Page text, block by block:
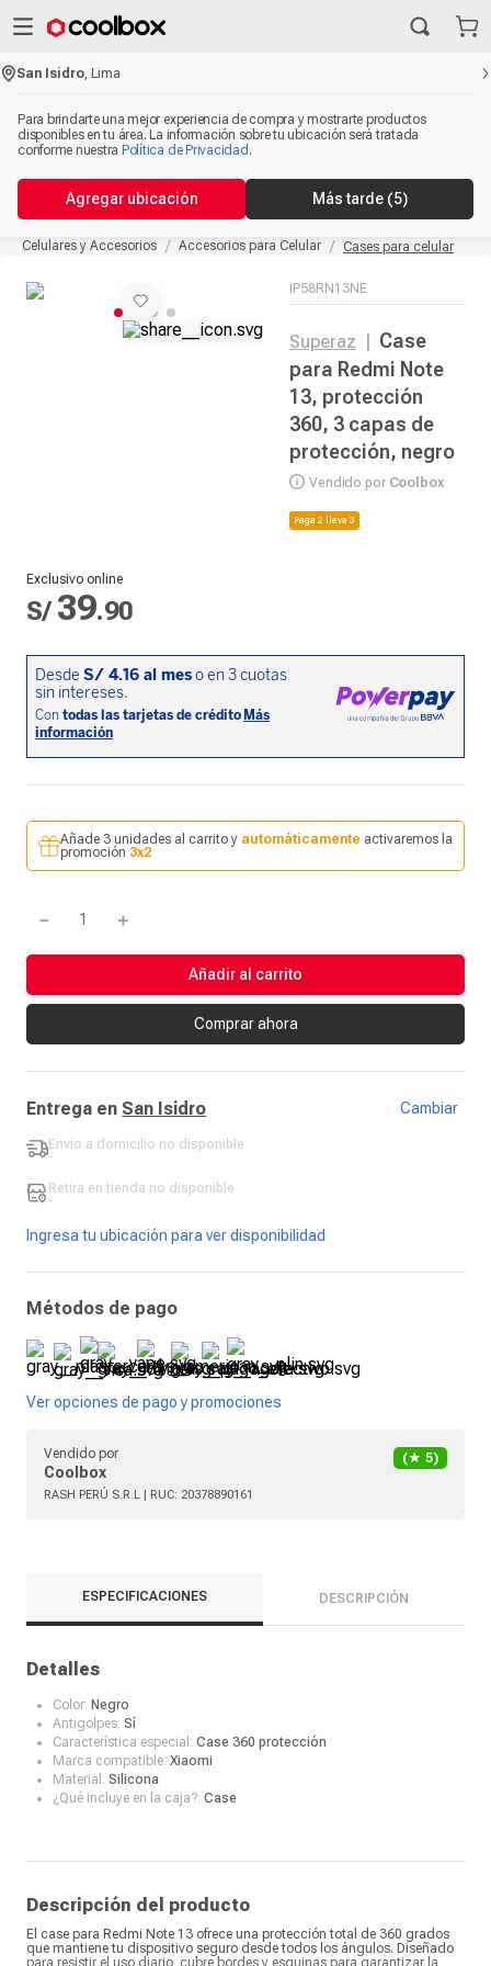
San Isidro ,Lima
Para brindarte una mejor experiencia de compra y mostrarte productos
disponibles en tu área. La información sobre tu ubicación será tratada
conforme nuestra Política de Privacidad .
Agregar ubicación Más tarde (5)
Celulares y Accesorios Accesorios para Celular Cases para celular
IP58RN13NE
Superaz
Case
para Redmi Note
13, protección
360, 3 capas de
protección, negro
Vendido por Coolbox
Paga 2 lleva 3
Exclusivo online
S/ 39.90
Añade 3 unidades al carrito y automáticamente activaremos la
promoción 3x2
＋
－
Añadir al carrito
Comprar ahora
Entrega en San Isidro Cambiar
Envío a domicilio no disponible
-
Retira en tienda no disponible
-
Ingresa tu ubicación para ver disponibilidad
Métodos de pago
Ver opciones de pago y promociones
Vendido por
Coolbox
(★ 5)
RASH PERÚ S.R.L | RUC: 20378890161
ESPECIFICACIONES DESCRIPCIÓN
Detalles
Color: Negro
Antigolpes: Sí
Característica especial: Case 360 protección
Marca compatible: Xiaomi
Material: Silicona
¿Qué incluye en la caja?: Case
Descripción del producto
El case para Redmi Note 13 ofrece una protección total de 360 grados
que mantiene tu dispositivo seguro desde todos los ángulos. Diseñado